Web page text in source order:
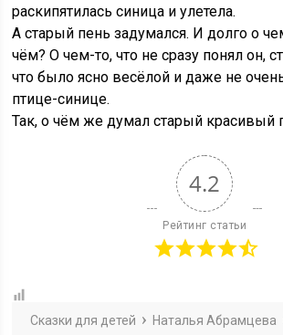
раскипятилась синица и улетела.
А старый пень задумался. И долго о
чём? О чем-то, что не сразу понял он,
что было ясно весёлой и даже не
птице-синице.
Так, о чём же думал старый красивый
4.2
Рейтинг статьи
Сказки для детей Наталья Абрамцева